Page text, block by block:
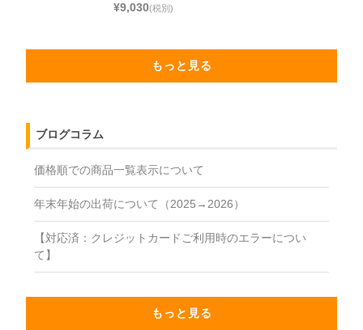
¥9,030(税別)
もっと見る
ブログコラム
価格順での商品一覧表示について
年末年始の出荷について（2025→2026）
【対応済：クレジットカードご利用時のエラーについ
て】
もっと見る